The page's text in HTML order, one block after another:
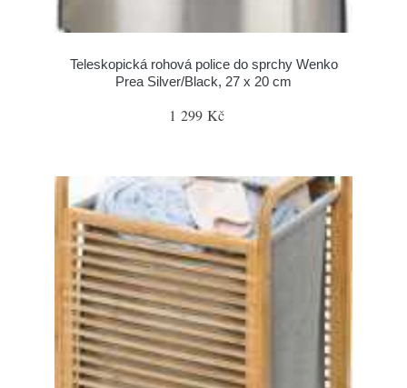
Teleskopická rohová police do sprchy Wenko
Prea Silver/Black, 27 x 20 cm
1 299 Kč